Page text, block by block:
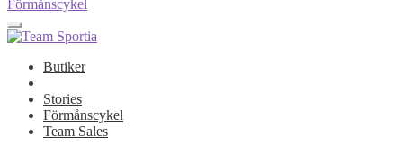
Förmånscykel
Butiker
Stories
Förmånscykel
Team Sales